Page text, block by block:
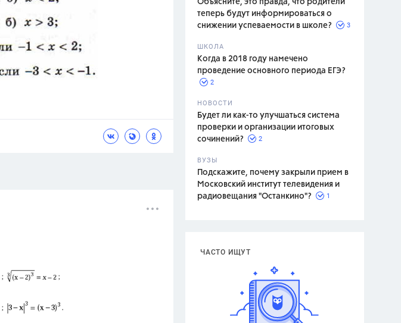
Психология
Отношения,
Любовь,
Объясните, это правда, что родители
теперь будут информироваться о
снижении успеваемости в школе?
3
ШКОЛА
Когда в 2018 году намечено
проведение основного периода ЕГЭ?
2
НОВОСТИ
Будет ли как-то улучшаться система
проверки и организации итоговых
сочинений?
2
ВУЗЫ
Подскажите, почему закрыли прием в
Московский институт телевидения и
радиовещания "Останкино"?
1
ЧАСТО ИЩУТ